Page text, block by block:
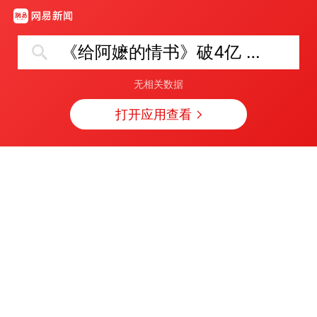
《给阿嬷的情书》破4亿 导演深夜发文
无相关数据
打开应用查看